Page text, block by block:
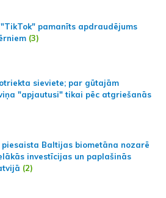
pamanīts apdraudējums
(3)
sieviete; par gūtajām
"apjautusi" tikai pēc atgriešanās
piesaista Baltijas biometāna nozarē
investīcijas un paplašinās
(2)